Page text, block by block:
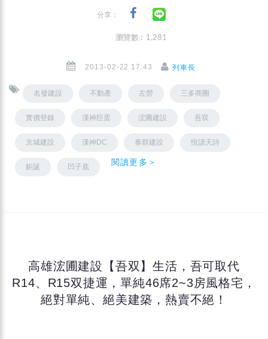
分享：
瀏覽數 : 1,281
2013-02-22 17:43 列車長
名發建設 不動產 左營 三多商圈
實價登錄 漢神巨蛋 浤圃建設 吾双
京城建設 漢神DC 泰群建設 悅讀天詩
鉅誕 凹子底 閱讀更多＞
高雄浤圃建設【吾双】生活，吾可取代
R14、R15双捷運，單純46席2~3房風格宅，
絕對單純、絕美建築，熱賣不絕！